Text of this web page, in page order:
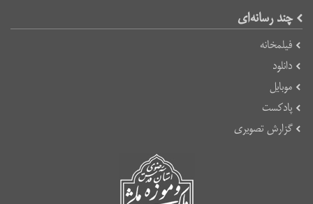
چند رسانه‌ای
فیلمخانه
دانلود
موبایل
پادکست
گزارش تصویری